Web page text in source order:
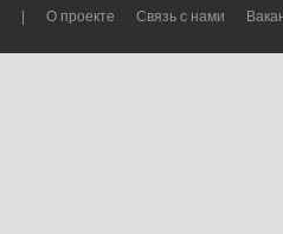
О проекте Связь с нами